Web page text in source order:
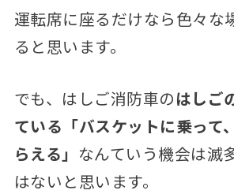
運転席に座るだけなら色々な
ると思います。
でも、はしご消防車のはしご
ている「バスケットに乗って
らえる」 なんていう機会は滅
はないと思います。